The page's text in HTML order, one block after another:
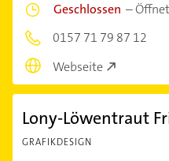
Geschlossen –
0157 71 79 87 12
Webseite
Lony-Löwentraut
GRAFIKDESIGN